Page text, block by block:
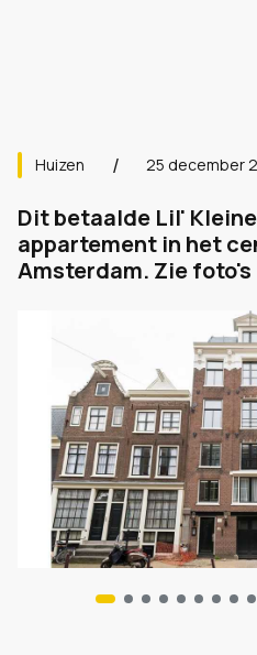
Huizen 25 december
Dit betaalde Lil'
appartement in het
Amsterdam. Zie foto's